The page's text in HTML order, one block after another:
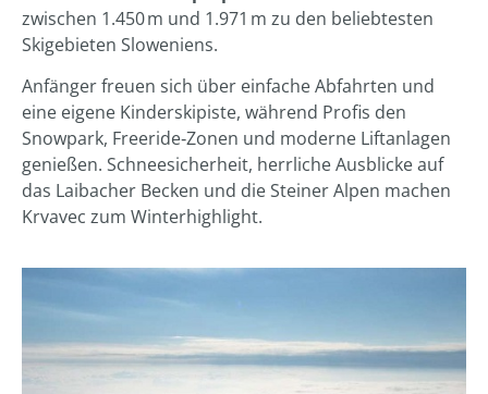
zwischen 1.450 m und 1.971 m zu den beliebtesten
Skigebieten Sloweniens.
Anfänger freuen sich über einfache Abfahrten und
eine eigene Kinderskipiste, während Profis den
Snowpark, Freeride‑Zonen und moderne Liftanlagen
genießen. Schneesicherheit, herrliche Ausblicke auf
das Laibacher Becken und die Steiner Alpen machen
Krvavec zum Winterhighlight.